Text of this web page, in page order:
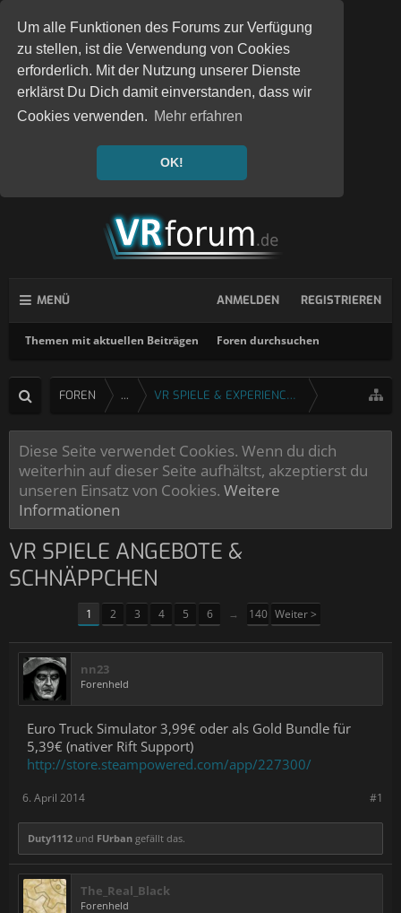
Um alle Funktionen des Forums zur Verfügung
zu stellen, ist die Verwendung von Cookies
erforderlich. Mit der Nutzung unserer Dienste
erklärst Du Dich damit einverstanden, dass wir
Cookies verwenden. Mehr erfahren
OK!
MENÜ
Themen mit aktuellen Beiträgen Foren durchsuchen
ANMELDEN REGISTRIEREN
FOREN ... VR SPIELE & EXPERIENCES
Diese Seite verwendet Cookies. Wenn du dich
weiterhin auf dieser Seite aufhältst, akzeptierst du
unseren Einsatz von Cookies. Weitere
Informationen
VR SPIELE ANGEBOTE &
SCHNÄPPCHEN
1 2 3 4 5 6 → 140 Weiter >
nn23
Forenheld
Euro Truck Simulator 3,99€ oder als Gold Bundle für
5,39€ (nativer Rift Support)
http://store.steampowered.com/app/227300/
#1
6. April 2014
Duty1112 und FUrban gefällt das.
The_Real_Black
Forenheld